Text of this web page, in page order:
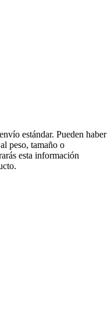
estándar. Pueden haber
peso, tamaño o
esta información